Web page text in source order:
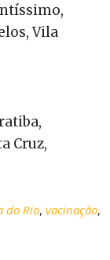
Vila
Cruz,
do Rio, vacinação,